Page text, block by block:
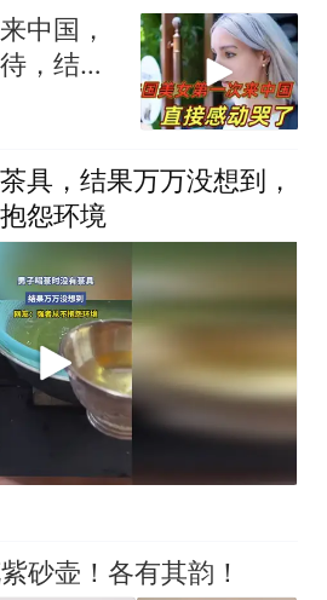
中国，
，结果
具，结果万万没想到，
怨环境
砂壶！各有其韵！